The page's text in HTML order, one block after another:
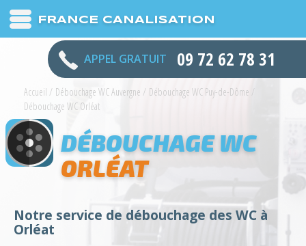
FRANCE CANALISATION
APPEL GRATUIT 09 72 62 78 31
Accueil / Débouchage WC Auvergne / Débouchage WC Puy-de-Dôme /
Débouchage WC Orléat
DÉBOUCHAGE WC
ORLÉAT
Notre service de débouchage des WC à
Orléat